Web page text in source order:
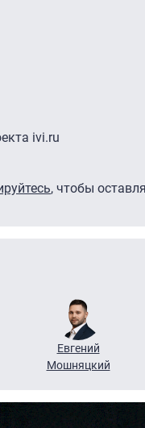
ivi.ru
, чтобы
Евгений
Мошняцкий